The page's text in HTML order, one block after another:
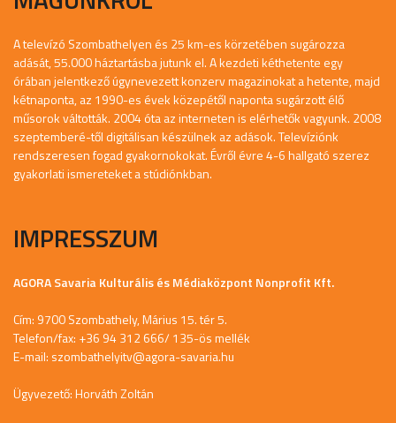
A televízó Szombathelyen és 25 km-es körzetében sugározza
adását, 55.000 háztartásba jutunk el. A kezdeti kéthetente egy
órában jelentkező úgynevezett konzerv magazinokat a hetente, majd
kétnaponta, az 1990-es évek közepétől naponta sugárzott élő
műsorok váltották. 2004 óta az interneten is elérhetők vagyunk. 2008
szeptemberé-től digitálisan készülnek az adások. Televíziónk
rendszeresen fogad gyakornokokat. Évről évre 4-6 hallgató szerez
gyakorlati ismereteket a stúdiónkban.
IMPRESSZUM
AGORA Savaria Kulturális és Médiaközpont Nonprofit Kft.
Cím: 9700 Szombathely, Márius 15. tér 5.
Telefon/fax: +36 94 312 666/ 135-ös mellék
E-mail: szombathelyitv@agora-savaria.hu
Ügyvezető: Horváth Zoltán